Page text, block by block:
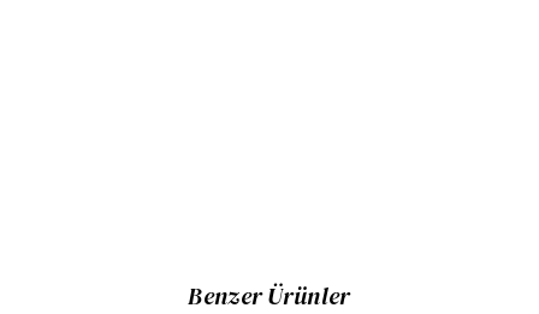
Benzer Ürünler